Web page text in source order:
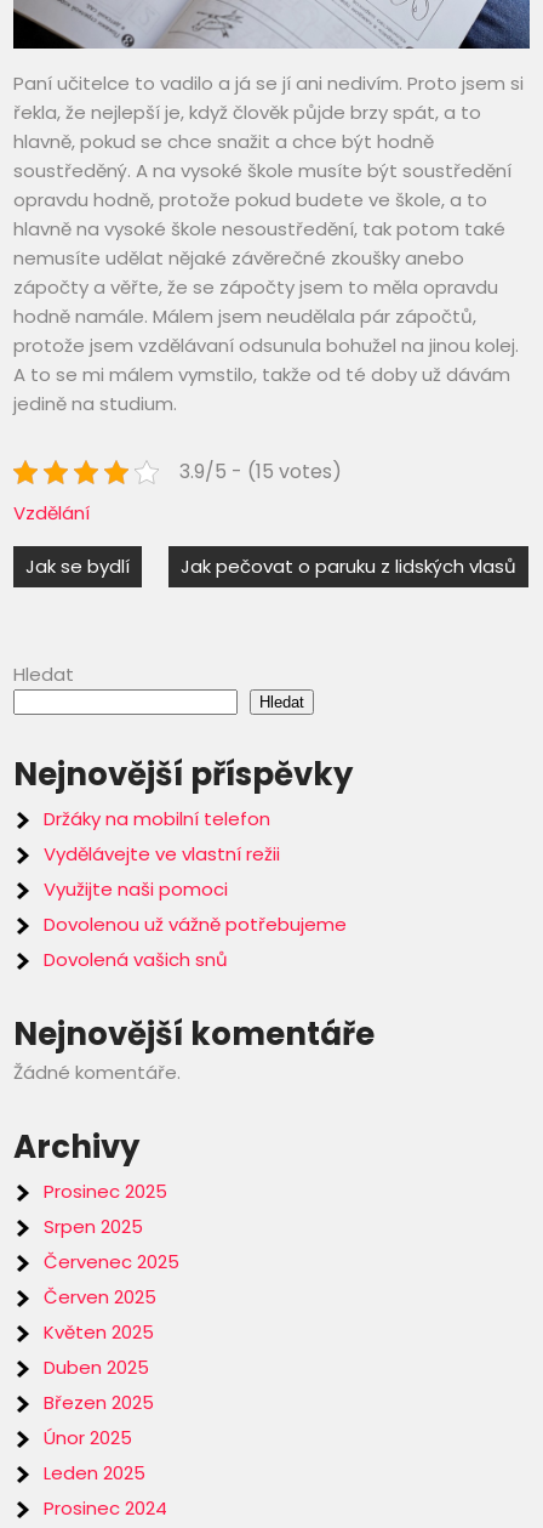
Paní učitelce to vadilo a já se jí ani nedivím. Proto jsem si
řekla, že nejlepší je, když člověk půjde brzy spát, a to
hlavně, pokud se chce snažit a chce být hodně
soustředěný. A na vysoké škole musíte být soustředění
opravdu hodně, protože pokud budete ve škole, a to
hlavně na vysoké škole nesoustředění, tak potom také
nemusíte udělat nějaké závěrečné zkoušky anebo
zápočty a věřte, že se zápočty jsem to měla opravdu
hodně namále. Málem jsem neudělala pár zápočtů,
protože jsem vzdělávaní odsunula bohužel na jinou kolej.
A to se mi málem vymstilo, takže od té doby už dávám
jedině na studium.
3.9/5 - (15 votes)
Vzdělání
Navigace
příspěvek
Jak se bydlí Jak pečovat o paruku z lidských vlasů
Hledat
Hledat
Nejnovější příspěvky
Držáky na mobilní telefon
Vydělávejte ve vlastní režii
Využijte naši pomoci
Dovolenou už vážně potřebujeme
Dovolená vašich snů
Nejnovější komentáře
Žádné komentáře.
Archivy
Prosinec 2025
Srpen 2025
Červenec 2025
Červen 2025
Květen 2025
Duben 2025
Březen 2025
Únor 2025
Leden 2025
Prosinec 2024